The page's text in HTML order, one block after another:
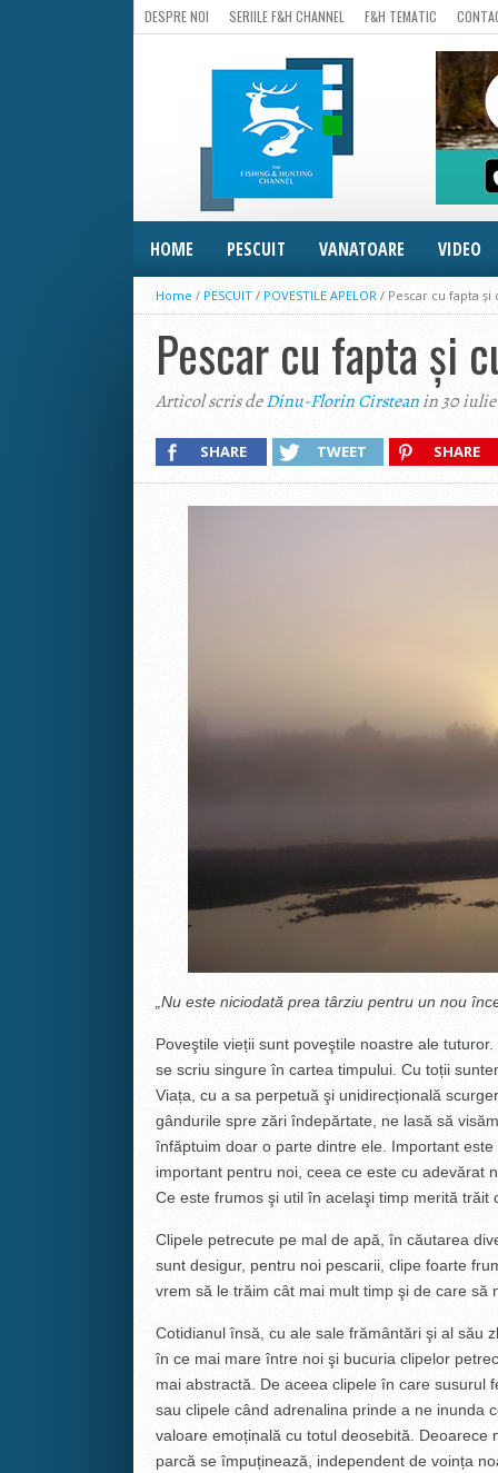
DESPRE NOI SERIILE F&H CHANNEL F&H TEMATIC
HOME PESCUIT VANATOARE VIDEO
Home / PESCUIT / POVESTILE APELOR / Pescar cu fapta şi
Pescar cu fapta şi
Articol scris deDinu-Florin Cirsteanin 30 iulie
SHARE TWEET SHARE
„Nu este niciodată prea târziu pentru un nou
Poveştile vieții sunt poveştile noastre ale
se scriu singure în cartea timpului. Cu toții
Viața, cu a sa perpetuă şi unidirecțională
gândurile spre zări îndepărtate, ne lasă să
înfăptuim doar o parte dintre ele. Important
important pentru noi, ceea ce este cu adevărat
Ce este frumos şi util în acelaşi timp merită trăit
Clipele petrecute pe mal de apă, în căutarea
sunt desigur, pentru noi pescarii, clipe foarte
vrem să le trăim cât mai mult timp şi de care să
Cotidianul însă, cu ale sale frământări şi al său
în ce mai mare între noi şi bucuria clipelor
mai abstractă. De aceea clipele în care susurul
sau clipele când adrenalina prinde a ne inunda
valoare emoținală cu totul deosebită.
parcă se împuținează, independent de voința